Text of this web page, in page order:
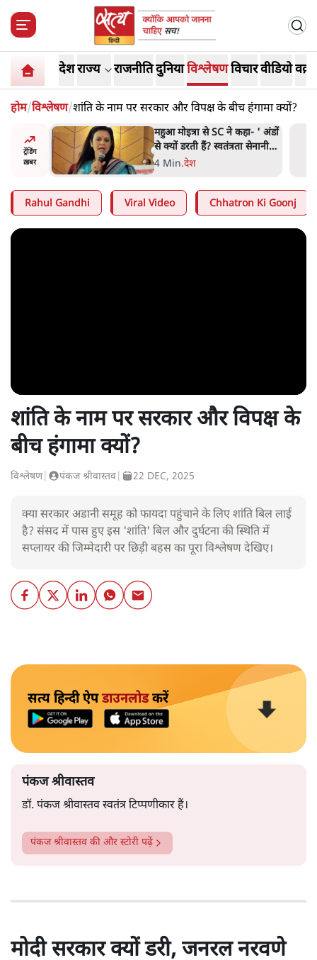
देशराज्य राजनीतिदुनियाविश्लेषणविचारवीडियो
होम/विश्लेषण/शांति के नाम पर सरकार और विपक्ष के बीच हंगामा क्यों?
ट्रेंडिंग
ख़बर
' अंडों
सेनानी
झारखंड में छात्र नेताओं और
सरकार की बातचीत बेनतीजा,
आंदोलन जारी
5 Min.देश
Rahul Gandhi Viral Video Chhatron Ki Goonj
शांति के नाम पर सरकार और विपक्ष के
बीच हंगामा क्यों?
विश्लेषण| पंकज श्रीवास्तव 22 DEC, 2025
क्या सरकार अडानी समूह को फायदा पहुंचाने के लिए शांति बिल लाई
है? संसद में पास हुए इस 'शांति' बिल और दुर्घटना की स्थिति में
सप्लायर की जिम्मेदारी पर छिड़ी बहस का पूरा विश्लेषण देखिए।
सत्य हिन्दी ऐपडाउनलोडकरें
पंकज श्रीवास्तव
डॉ. पंकज श्रीवास्तव स्वतंत्र टिप्पणीकार हैं।
पंकज श्रीवास्तव की और स्टोरी पढ़ें
मोदी सरकार क्यों डरी, जनरल नरवणे